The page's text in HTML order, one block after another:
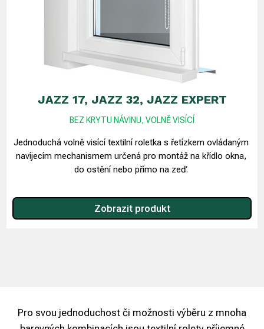
JAZZ 17, JAZZ 32, JAZZ EXPERT
BEZ KRYTU NÁVINU, VOLNĚ VISÍCÍ
Jednoduchá volně visící textilní roletka s řetízkem ovládaným
navíjecím mechanismem určená pro montáž na křídlo okna,
do ostění nebo přímo na zeď.
Zobrazit produkt
Pro svou jednoduchost či možnosti výběru z mnoha